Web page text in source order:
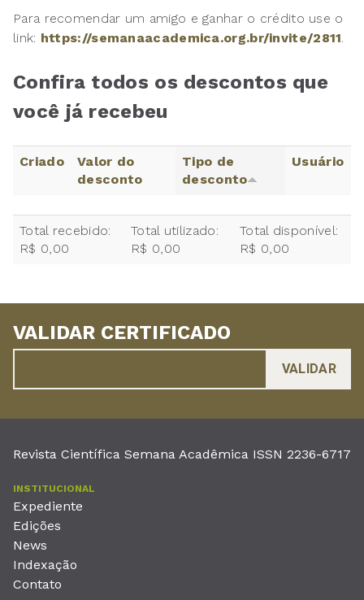
Para recomendar um amigo e ganhar o crédito use o
link: https://semanaacademica.org.br/invite/2811.
Confira todos os descontos que
você já recebeu
Criado
Valor do
desconto
Tipo de
desconto
Usuário
Total recebido:
R$ 0,00
Total utilizado:
R$ 0,00
Total disponível:
R$ 0,00
VALIDAR CERTIFICADO
Revista Científica Semana Acadêmica ISSN 2236-6717
INSTITUCIONAL
Expediente
Edições
News
Indexação
Contato